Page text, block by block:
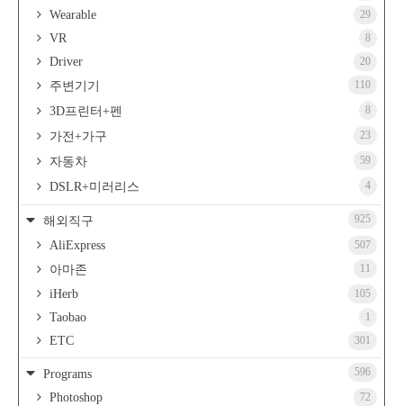
Wearable 29
VR 8
Driver 20
주변기기 110
3D프린터+펜 8
가전+가구 23
자동차 59
DSLR+미러리스 4
해외직구 925
AliExpress 507
아마존 11
iHerb 105
Taobao 1
ETC 301
Programs 596
Photoshop 72